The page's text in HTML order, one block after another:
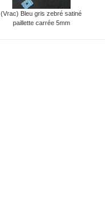
(Vrac) Bleu gris zebré satiné
paillette carrée 5mm